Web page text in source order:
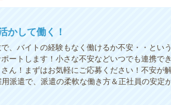
かして働く！
、バイトの経験もなく働けるか不安・・とい
ートします！小さな不安などいつでも連携で
ん！まずはお気軽にご応募ください！不安が
派遣で、派遣の柔軟な働き方＆正社員の安定